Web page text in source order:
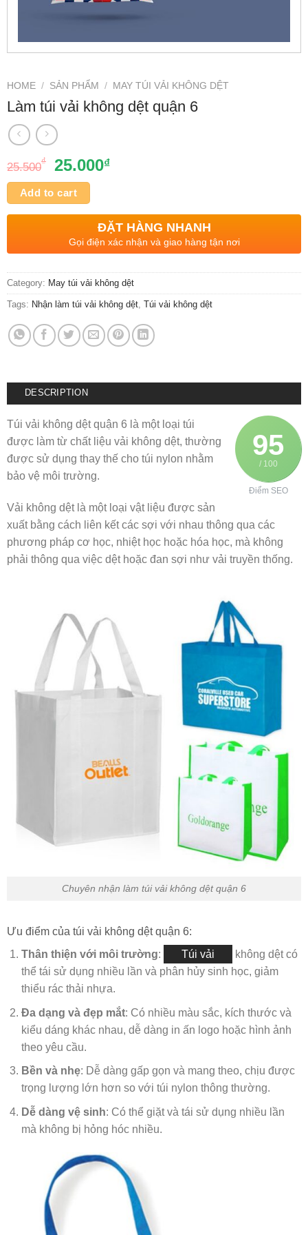
HOME / SẢN PHẨM / MAY TÚI VẢI KHÔNG DỆT
Làm túi vải không dệt quận 6
25.500₫ 25.000₫
Add to cart
ĐẶT HÀNG NHANH
Gọi điện xác nhận và giao hàng tận nơi
Category: May túi vải không dệt
Tags: Nhận làm túi vải không dệt Túi vải không dệt
DESCRIPTION
95
/ 100
Điểm SEO
Túi vải không dệt quận 6 là một loại túi
được làm từ chất liệu vải không dệt, thường
được sử dụng thay thế cho túi nylon nhằm
bảo vệ môi trường.
Vải không dệt là một loại vật liệu được sản
xuất bằng cách liên kết các sợi với nhau thông qua các
phương pháp cơ học, nhiệt học hoặc hóa học, mà không
phải thông qua việc dệt hoặc đan sợi như vải truyền thống.
Chuyên nhận làm túi vải không dệt quận 6
Ưu điểm của túi vải không dệt quận 6:
Thân thiện với môi trường: Túi vải
không dệt có
thể tái sử dụng nhiều lần và phân hủy sinh học, giảm
thiểu rác thải nhựa.
Đa dạng và đẹp mắt: Có nhiều màu sắc, kích thước và
kiểu dáng khác nhau, dễ dàng in ấn logo hoặc hình ảnh
theo yêu cầu.
Bền và nhẹ: Dễ dàng gấp gọn và mang theo, chịu được
trọng lượng lớn hơn so với túi nylon thông thường.
Dễ dàng vệ sinh: Có thể giặt và tái sử dụng nhiều lần
mà không bị hỏng hóc nhiều.